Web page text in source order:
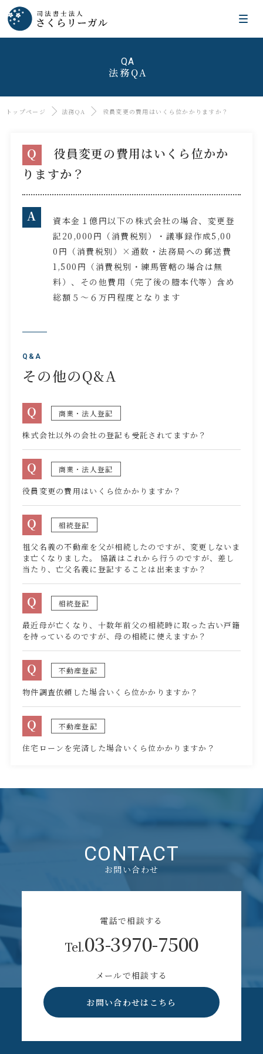
QA
法務QA
トップページ 法務QA 役員変更の費用はいくら位かかりますか？
Q
役員変更の費用はいくら位かか
りますか？
A
資本金１億円以下の株式会社の場合、変更登
記20,000円（消費税別）・議事録作成5,00
0円（消費税別）×通数・法務局への郵送費
1,500円（消費税別・練馬管轄の場合は無
料）、その他費用（完了後の謄本代等）含め
総額５～６万円程度となります
Q&A
その他のQ&A
Q 商業・法人登記
株式会社以外の会社の登記も受託されてますか？
Q 商業・法人登記
役員変更の費用はいくら位かかりますか？
Q 相続登記
祖父名義の不動産を父が相続したのですが、変更しないま
ま亡くなりました。 協議はこれから行うのですが、差し
当たり、亡父名義に登記することは出来ますか？
Q 相続登記
最近母が亡くなり、十数年前父の相続時に取った古い戸籍
を持っているのですが、母の相続に使えますか？
Q 不動産登記
物件調査依頼した場合いくら位かかりますか？
Q 不動産登記
住宅ローンを完済した場合いくら位かかりますか？
CONTACT
お問い合わせ
電話で相談する
Tel.03-3970-7500
メールで相談する
お問い合わせはこちら